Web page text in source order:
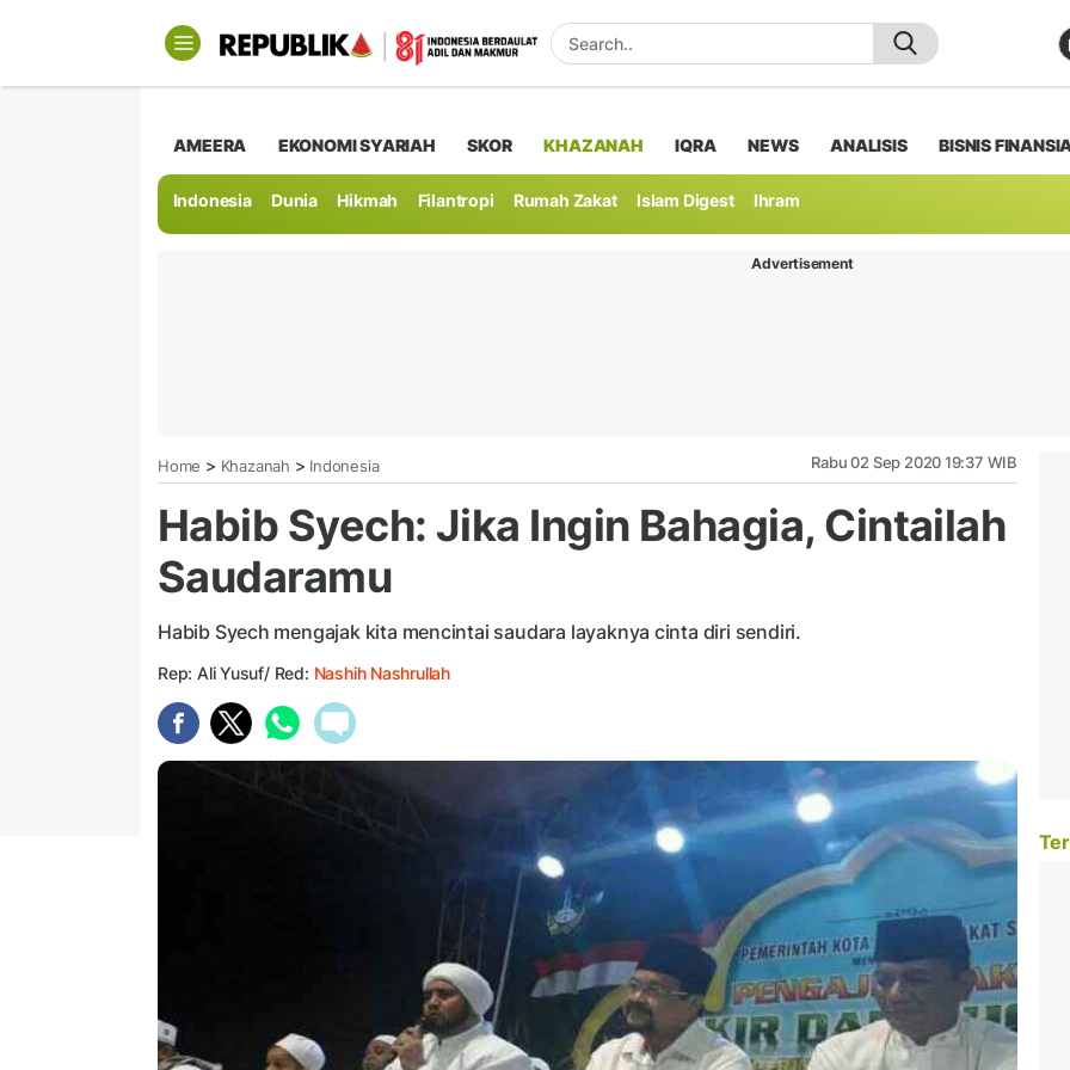
AMEERA EKONOMI SYARIAH SKOR KHAZANAH IQRA NEWS ANALISIS BISNIS
Indonesia Dunia Hikmah Filantropi Rumah Zakat Islam Digest Ihram
Advertisement
Home > Khazanah > Indonesia Rabu 02 Sep 2020 19:37 WIB
Habib Syech: Jika Ingin Bahagia, Cintailah
Saudaramu
Habib Syech mengajak kita mencintai saudara layaknya cinta diri sendiri.
Rep: Ali Yusuf/ Red: Nashih Nashrullah